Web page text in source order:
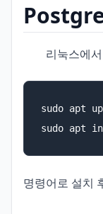
리눅스에
sudo apt
sudo apt
명령어로 설치